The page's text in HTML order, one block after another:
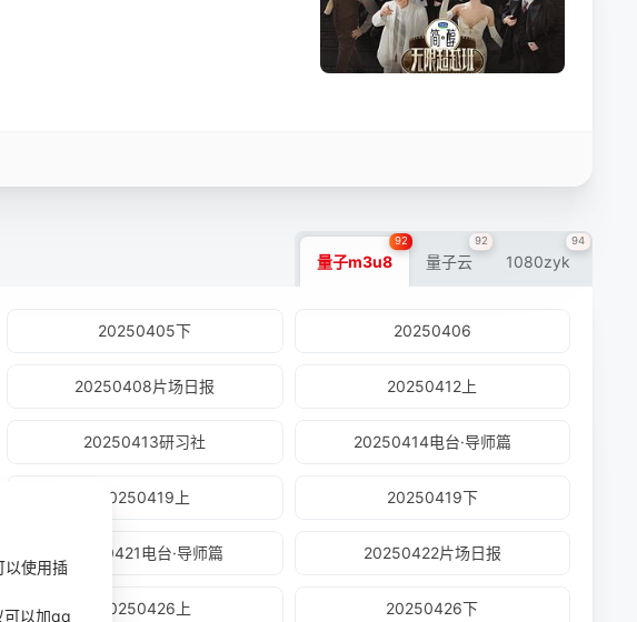
量子m3u8
92
量子云
92
1080zyk
94
20250405下 20250406
20250408片场日报 20250412上
20250413研习社 20250414电台·导师篇
20250419上 20250419下
20250421电台·导师篇 20250422片场日报
20250426上 20250426下
以使用插
可以加qq